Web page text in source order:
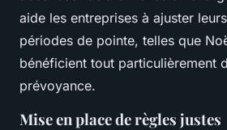
aide les entreprises à ajuster
périodes de pointe, telles que
bénéficient tout particulièrement
prévoyance.
Mise en place de règles justes